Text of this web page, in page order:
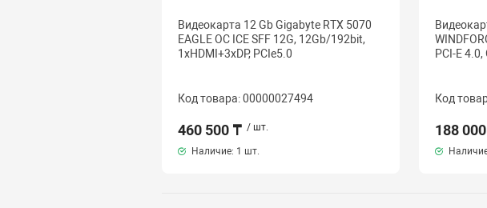
Видеокарта 12 Gb Gigabyte RTX 5070
EAGLE OC ICE SFF 12G, 12Gb/192bit,
1хHDMI+3xDP, PCIe5.0
Код товара: 00000027494
460 500 ₸ / шт.
Наличие: 1 шт.
PCI-E
Код
188